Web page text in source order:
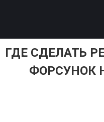
ГДЕ СДЕЛАТЬ
ФОРСУНОК